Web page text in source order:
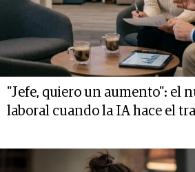
"Jefe, quiero un aumento": el
laboral cuando la IA hace el